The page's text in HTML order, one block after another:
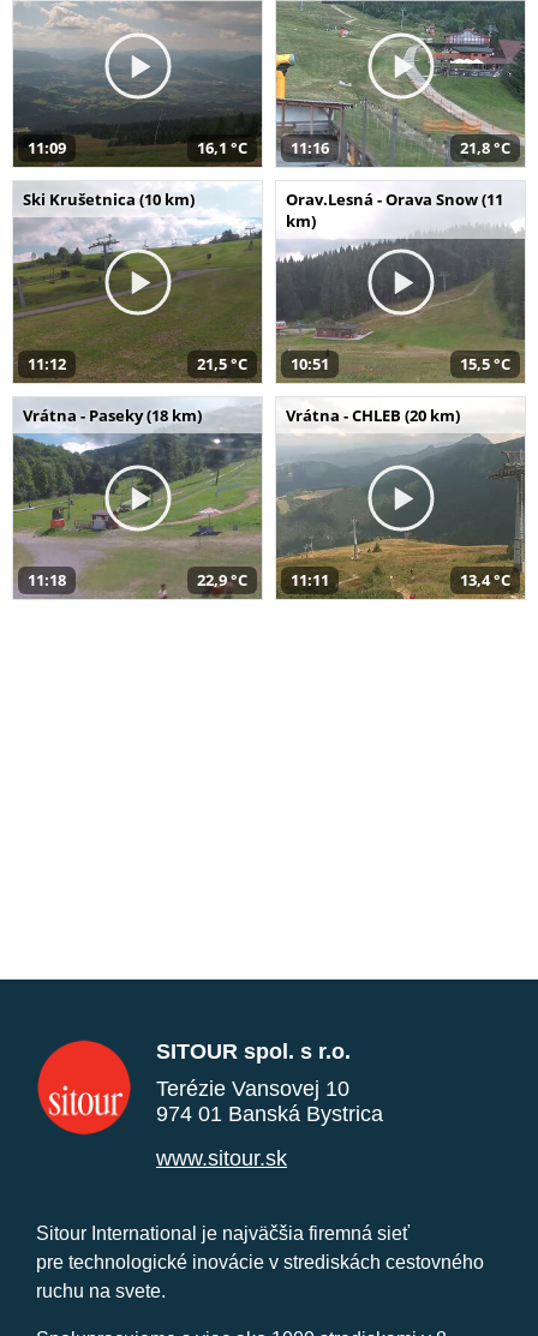
11:09 16,1 °C 11:16 21,8 °C
Ski Krušetnica (10 km)
11:12 21,5 °C
Orav.Lesná - Orava Snow (11
km)
10:51 15,5 °C
Vrátna - Paseky (18 km)
11:18 22,9 °C
Vrátna - CHLEB (20 km)
11:11 13,4 °C
SITOUR spol. s r.o.
Terézie Vansovej 10
974 01 Banská Bystrica
www.sitour.sk
Sitour International je najväčšia firemná sieť
pre technologické inovácie v strediskách cestovného
ruchu na svete.